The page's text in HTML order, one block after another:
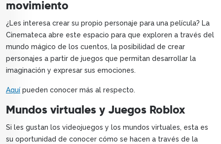
movimiento
¿Les interesa crear su propio personaje para una película? La
Cinemateca abre este espacio para que exploren a través del
mundo mágico de los cuentos, la posibilidad de crear
personajes a partir de juegos que permitan desarrollar la
imaginación y expresar sus emociones.
Aquí pueden conocer más al respecto.
Mundos virtuales y Juegos Roblox
Si les gustan los videojuegos y los mundos virtuales, esta es
su oportunidad de conocer cómo se hacen a través de la